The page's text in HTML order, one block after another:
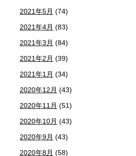
2021年5月 (74)
2021年4月 (83)
2021年3月 (84)
2021年2月 (39)
2021年1月 (34)
2020年12月 (43)
2020年11月 (51)
2020年10月 (43)
2020年9月 (43)
2020年8月 (58)